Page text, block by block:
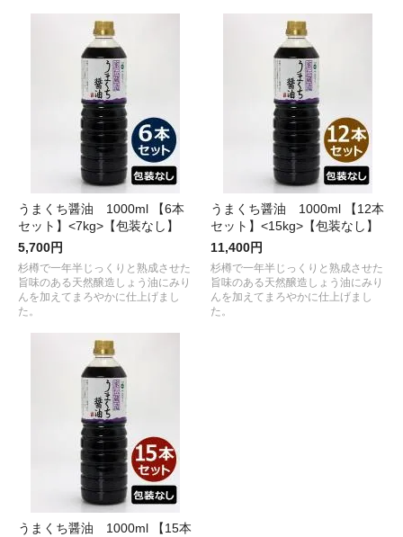
うまくち醤油 1000ml 【6本
セット】<7kg>【包装なし】
5,700円
杉樽で一年半じっくりと熟成させた
旨味のある天然醸造しょう油にみり
んを加えてまろやかに仕上げまし
た。
うまくち醤油 1000ml 【12本
セット】<15kg>【包装なし】
11,400円
杉樽で一年半じっくりと熟成させた
旨味のある天然醸造しょう油にみり
んを加えてまろやかに仕上げまし
た。
うまくち醤油 1000ml 【15本